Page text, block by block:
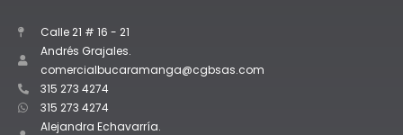
Calle 21 # 16 - 21
Andrés Grajales.
comercialbucaramanga@cgbsas.com
315 273 4274
315 273 4274
Alejandra Echavarría.